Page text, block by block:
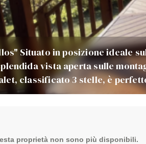
Situato in posizione ideale
vista aperta sulle
classificato 3 stelle, è
proprietà non sono più disponibili.